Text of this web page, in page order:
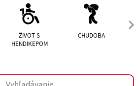
audioknihy
webináre
ŽIVOT S
HENDIKEPOM
CHUDOBA